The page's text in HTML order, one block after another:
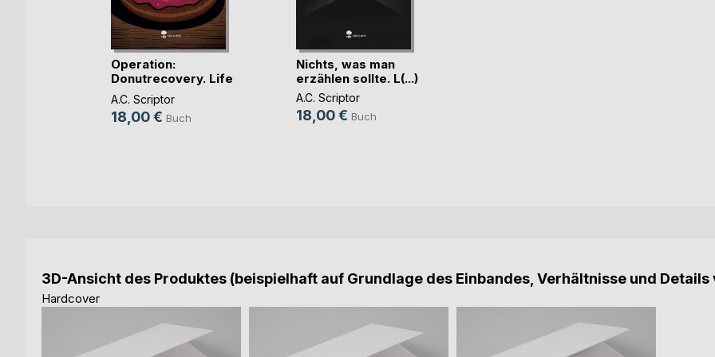
Operation:
Donutrecovery. Life
is (...)
A.C. Scriptor
18,00 € Buch
Nichts, was man
erzählen sollte. L(...)
A.C. Scriptor
18,00 € Buch
3D-Ansicht des Produktes (beispielhaft auf Grundlage des Einbandes, Verhältnisse und
Hardcover